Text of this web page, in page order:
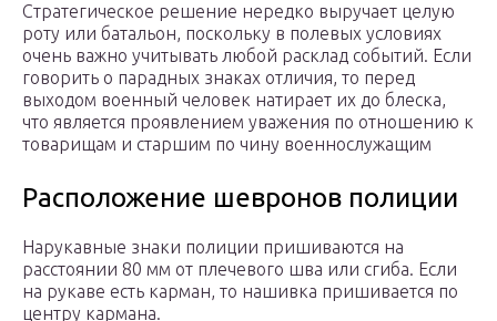
Стратегическое решение нередко выручает целую
роту или батальон, поскольку в полевых условиях
очень важно учитывать любой расклад событий. Если
говорить о парадных знаках отличия, то перед
выходом военный человек натирает их до блеска,
что является проявлением уважения по отношению к
товарищам и старшим по чину военнослужащим
Расположение шевронов полиции
Нарукавные знаки полиции пришиваются на
расстоянии 80 мм от плечевого шва или сгиба. Если
на рукаве есть карман, то нашивка пришивается по
центру кармана.